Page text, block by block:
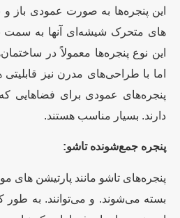
این پنجره‌ها به صورت عمودی باز
های متحرک شیشه‌ای آنها به سمت
این نوع پنجره‌ها معمولاً در
اما با طراحی‌های مدرن نیز
پنجره‌های عمودی برای فضاهایی که
دارند. بسیار مناسب هستند.
پنجره جمع‌شونده تاشو:
پنجره‌های تاشو مانند پارتیشن های
بسته می‌شوند. و می‌توانند. به